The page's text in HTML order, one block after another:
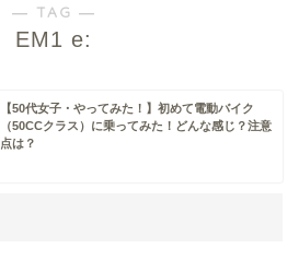
― TAG ―
EM1 e:
【50代女子・やってみた！】初めて電動バイク
（50CCクラス）に乗ってみた！どんな感じ？注意
点は？